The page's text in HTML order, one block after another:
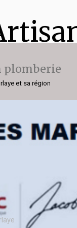
et sa région